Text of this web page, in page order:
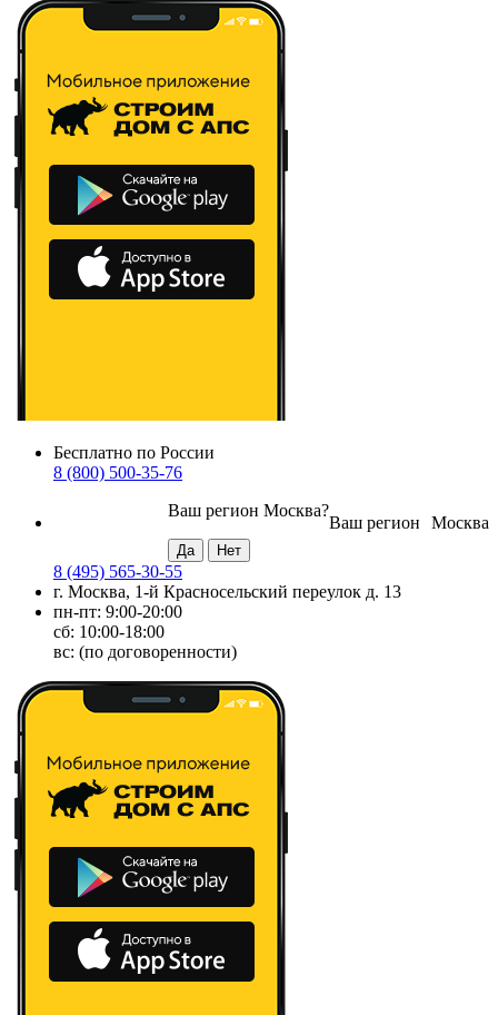
Бесплатно по России
8 (800) 500-35-76
Москва
Ваш регион
Ваш регион Москва?
8 (495) 565-30-55
г. Москва, 1-й Красносельский переулок д. 13
пн-пт: 9:00-20:00
сб: 10:00-18:00
вс: (по договоренности)